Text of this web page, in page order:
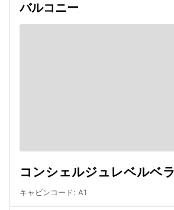
バルコニー
コンシェルジュレベルベ
キャビンコード: A1